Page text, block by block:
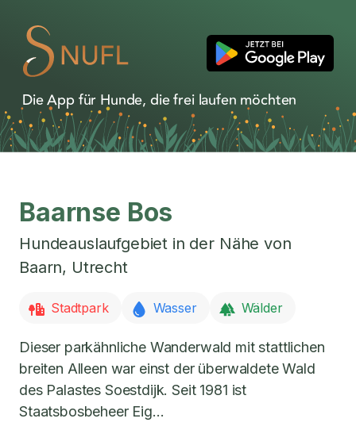
Die App für Hunde, die frei laufen möchten
Baarnse Bos
Hundeauslaufgebiet in der Nähe von
Baarn, Utrecht
Stadtpark Wasser Wälder
Dieser parkähnliche Wanderwald mit stattlichen
breiten Alleen war einst der überwaldete Wald
des Palastes Soestdijk. Seit 1981 ist
Staatsbosbeheer Eig...